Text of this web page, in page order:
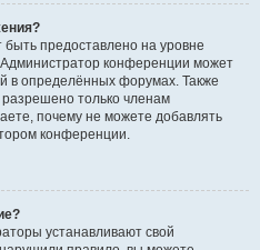
предоставлено на уровне
конференции может
в определённых форумах. Также
только членам
почему не можете добавлять
конференции.
устанавливают свой